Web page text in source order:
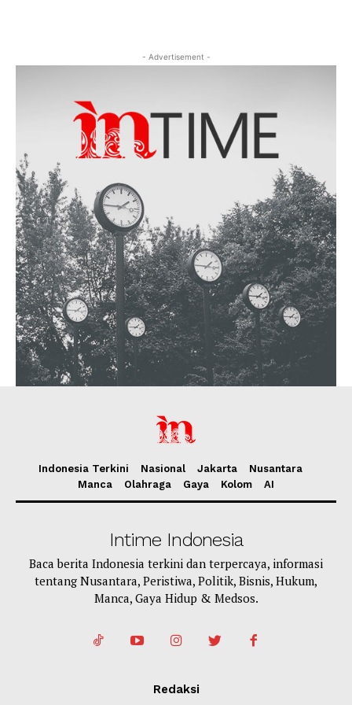
- Advertisement -
Indonesia Terkini Nasional Jakarta
Nusantara
Manca
Olahraga Gaya Kolom AI
Intime Indonesia
Baca berita Indonesia terkini dan terpercaya, informasi
tentang Nusantara, Peristiwa, Politik, Bisnis, Hukum,
Manca, Gaya Hidup & Medsos.
Redaksi